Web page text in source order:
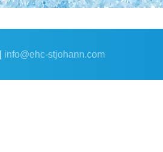
info@ehc-stjohann.com